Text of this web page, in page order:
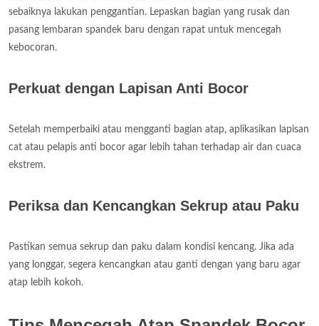
sebaiknya lakukan penggantian. Lepaskan bagian yang rusak dan
pasang lembaran spandek baru dengan rapat untuk mencegah
kebocoran.
Perkuat dengan Lapisan Anti Bocor
Setelah memperbaiki atau mengganti bagian atap, aplikasikan lapisan
cat atau pelapis anti bocor agar lebih tahan terhadap air dan cuaca
ekstrem.
Periksa dan Kencangkan Sekrup atau Paku
Pastikan semua sekrup dan paku dalam kondisi kencang. Jika ada
yang longgar, segera kencangkan atau ganti dengan yang baru agar
atap lebih kokoh.